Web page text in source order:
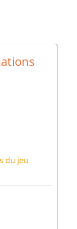
du jeu